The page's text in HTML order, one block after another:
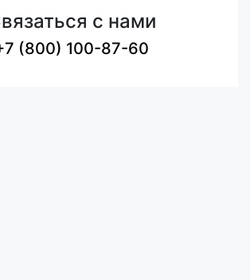
с нами
(800) 100-87-60